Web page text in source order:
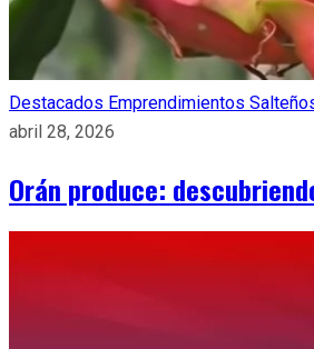
Destacados Emprendimientos
abril 28, 2026
Orán produce: